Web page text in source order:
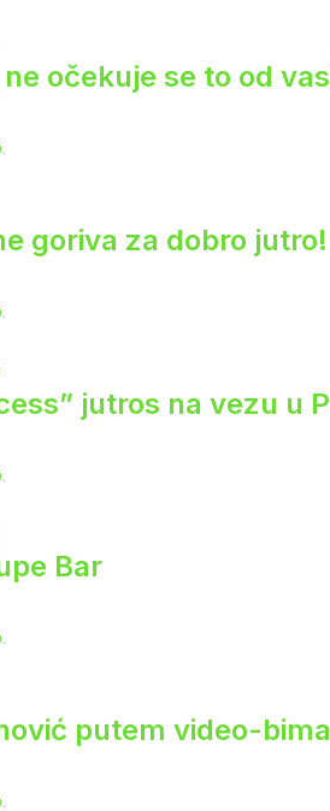
očekuje se to od
goriva za dobro jutro!
jutros na vezu u
Bar
putem video-